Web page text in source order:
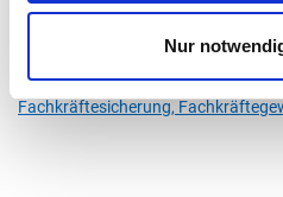
Nur
Tags
Kompetenzentwicklung,
Fachkräftesicherung,